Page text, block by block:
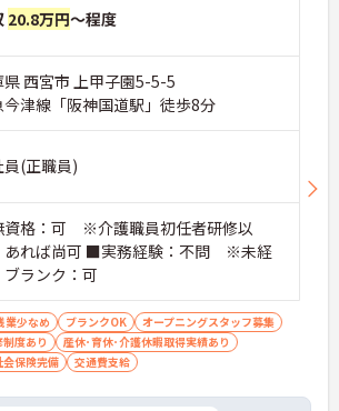
20.8万円～程度
県 西宮市 上甲子園5-5-5
今津線「阪神国道駅」徒歩8分
員(正職員)
格：可 ※介護職員初任者研修以
あれば尚可 ■実務経験：不問 ※未経
ブランク：可
業少なめ ブランクOK
オープニングスタッフ募集
度あり
産休･育休･介護休暇取得実績あり
会保険完備 交通費支給